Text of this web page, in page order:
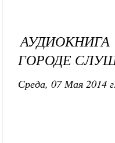
ГОРОДЕ
Среда, 07 Мая 2014